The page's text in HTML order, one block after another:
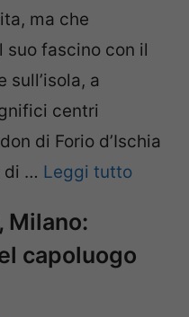
ma che
fascino con il
sull’isola, a
centri
di Forio d’Ischia
di … Leggi tutto
Milano:
capoluogo